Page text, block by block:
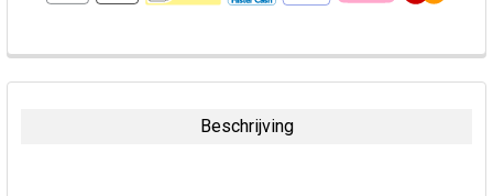
VAAK
SAMEN
Beschrijving